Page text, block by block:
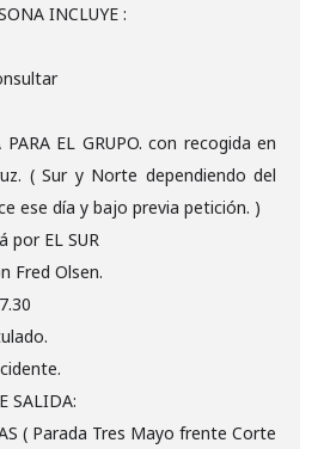
INCLUYE :
PARA EL GRUPO. con recogida en
( Sur y Norte dependiendo del
ese día y bajo previa petición. )
por EL SUR
Fred Olsen.
SALIDA:
( Parada Tres Mayo frente Corte